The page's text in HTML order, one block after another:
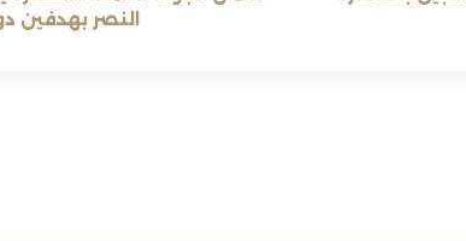
النصر بهدفين